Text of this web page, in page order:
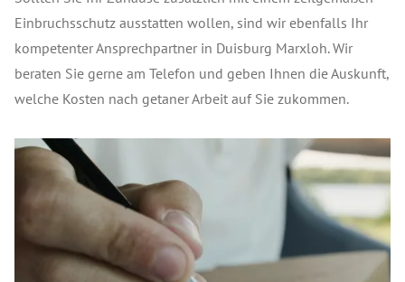
Einbruchsschutz ausstatten wollen, sind wir ebenfalls Ihr
kompetenter Ansprechpartner in Duisburg Marxloh. Wir
beraten Sie gerne am Telefon und geben Ihnen die Auskunft,
welche Kosten nach getaner Arbeit auf Sie zukommen.